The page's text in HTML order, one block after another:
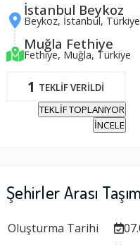
İstanbul Beykoz
Beykoz, İstanbul, Türkiye
Muğla Fethiye
Fethiye, Muğla, Türkiye
1 TEKLİF VERİLDİ
TEKLİF TOPLANIYOR
İNCELE
Şehirler Arası
Oluşturma Tarihi